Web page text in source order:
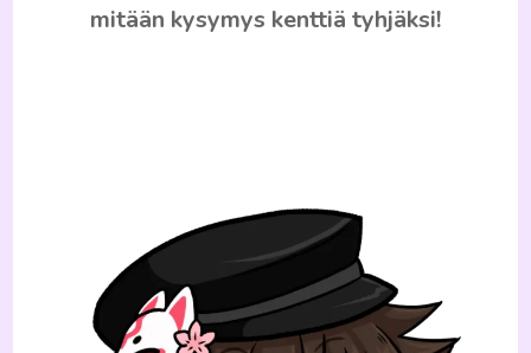
mitään kysymys kenttiä tyhjäksi!